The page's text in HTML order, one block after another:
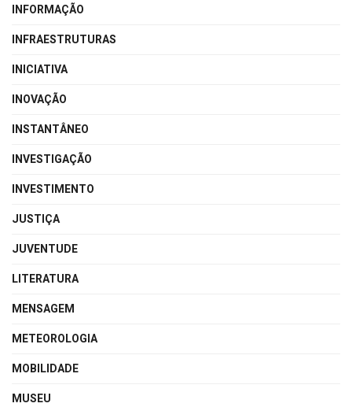
INFORMAÇÃO
INFRAESTRUTURAS
INICIATIVA
INOVAÇÃO
INSTANTÂNEO
INVESTIGAÇÃO
INVESTIMENTO
JUSTIÇA
JUVENTUDE
LITERATURA
MENSAGEM
METEOROLOGIA
MOBILIDADE
MUSEU